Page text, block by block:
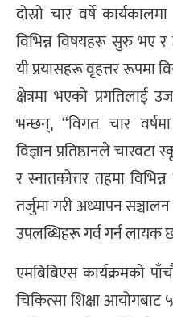
दोस्रो चार वर्षे
विभिन्न विषयहरू सुरु भए र
यी प्रयासहरू वृहत्तर रूपमा
क्षेत्रमा भएको प्रगतिलाई
भन्छन्, “विगत चार
विज्ञान प्रतिष्ठानले
र स्नातकोत्तर तहमा
तर्जुमा गरी अध्यापन
उपलब्धिहरू गर्व गर्न लायक
एमबिबिएस कार्यक्रमको
चिकित्सा शिक्षा आयोगबाट